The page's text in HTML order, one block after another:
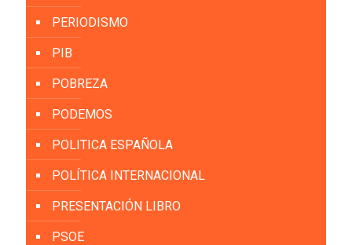
PERIODISMO
PIB
POBREZA
PODEMOS
POLITICA ESPAÑOLA
POLÍTICA INTERNACIONAL
PRESENTACIÓN LIBRO
PSOE